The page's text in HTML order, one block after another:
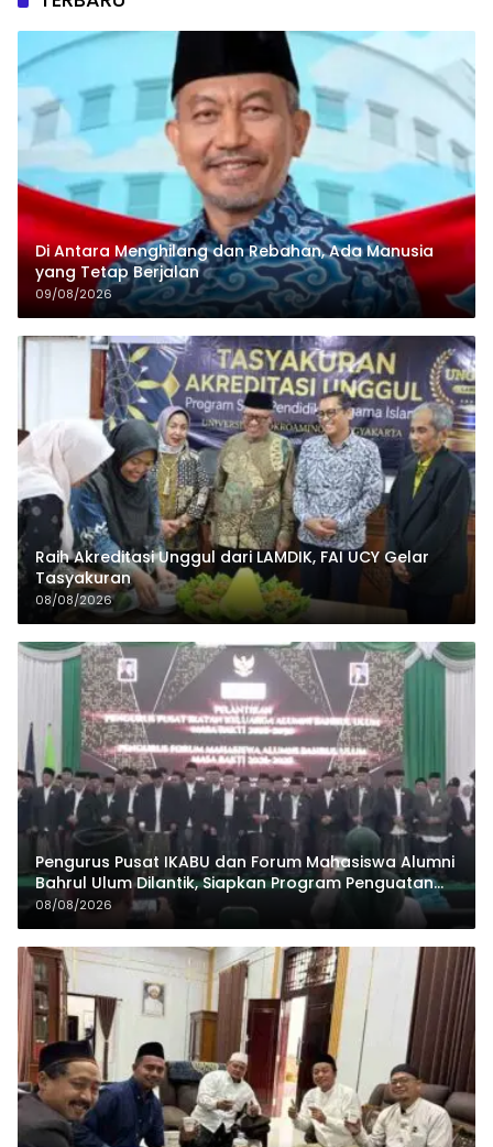
Di Antara Menghilang dan Rebahan, Ada Manusia
yang Tetap Berjalan
09/08/2026
Raih Akreditasi Unggul dari LAMDIK, FAI UCY Gelar
Tasyakuran
08/08/2026
Pengurus Pusat IKABU dan Forum Mahasiswa Alumni
Bahrul Ulum Dilantik, Siapkan Program Penguatan
Organisasi dan Ekonomi
08/08/2026